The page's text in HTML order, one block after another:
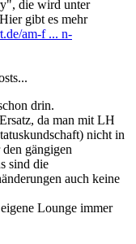
die wird unter
gibt es mehr
am-f ... n-
drin.
da man mit LH
nicht in
gängigen
sind die
auch keine
Lounge immer